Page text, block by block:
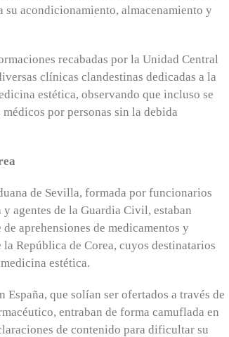
su acondicionamiento, almacenamiento y
recabadas por la Unidad Central
clínicas clandestinas dedicadas a la
estética, observando que incluso se
por personas sin la debida
de Sevilla, formada por funcionarios
agentes de la Guardia Civil, estaban
aprehensiones de medicamentos y
República de Corea, cuyos destinatarios
estética.
que solían ser ofertados a través de
entraban de forma camuflada en
de contenido para dificultar su